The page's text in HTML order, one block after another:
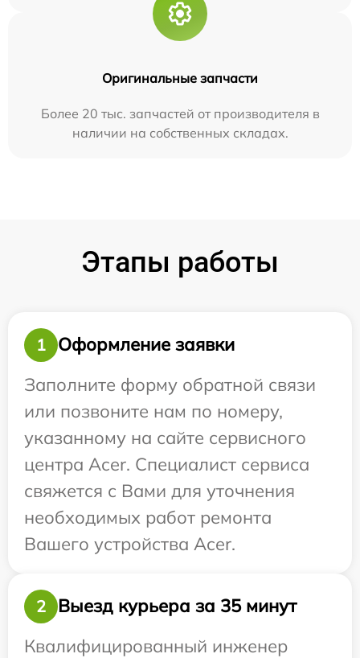
Оригинальные запчасти
Более 20 тыс. запчастей от производителя в
наличии на собственных складах.
Этапы работы
1
Оформление заявки
Заполните форму обратной связи
или позвоните нам по номеру,
указанному на сайте сервисного
центра Acer. Специалист сервиса
свяжется с Вами для уточнения
необходимых работ ремонта
Вашего устройства Acer.
2
Выезд курьера за 35 минут
Квалифицированный инженер